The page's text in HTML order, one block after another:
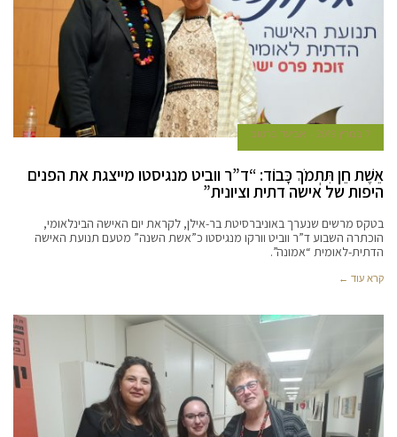
7 במרץ 2019 אביעד ברטוב
אֵשֶׁת חֵן תִּתְמֹךְ כָּבוֹד: “ד”ר ווביט מנגיסטו מייצגת את הפנים
היפות של אישה דתית וציונית”
בטקס מרשים שנערך באוניברסיטת בר-אילן, לקראת יום האישה הבינלאומי,
הוכתרה השבוע ד”ר ווביט וורקו מנגיסטו כ”אשת השנה” מטעם תנועת האישה
הדתית-לאומית “אמונה”.
קרא עוד ←